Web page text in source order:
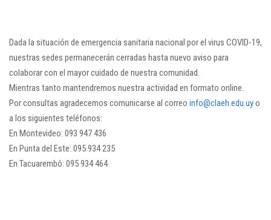
Dada la situación de emergencia sanitaria nacional por el virus COVID-19,
nuestras sedes permanecerán cerradas hasta nuevo aviso para
colaborar con el mayor cuidado de nuestra comunidad.
Mientras tanto mantendremos nuestra actividad en formato online.
Por consultas agradecemos comunicarse al correo info@claeh.edu.uyo
a los siguientes teléfonos:
En Montevideo: 093 947 436
En Punta del Este: 095 934 235
En Tacuarembó: 095 934 464